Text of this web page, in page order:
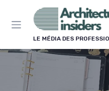
LE MÉDIA DES
Panneau de gestion des